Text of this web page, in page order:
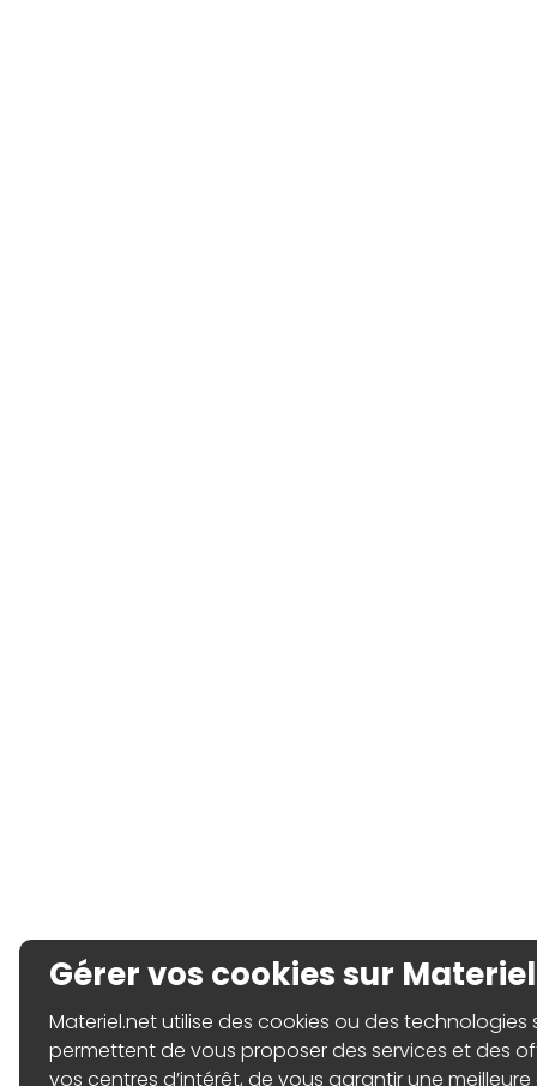
Gérer vos cookies sur
Materiel.net utilise des cookies ou des technologies
permettent de vous proposer des services et des
vos centres d’intérêt, de vous garantir une